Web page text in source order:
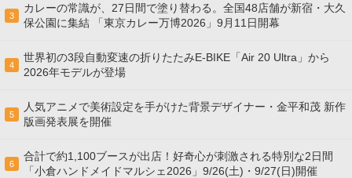
3
カレーの常識が、27日間で塗り替わる。全国48店舗が新宿・大久
保公園に集結 「東京カレー万博2026」9月11日開幕
4
世界初の3段自動変速の折りたたみE-BIKE「Air 20 Ultra」から
2026年モデルが登場
5
人気アニメで美術設定を手がけた背景デザイナー・金平和茂 新作
版画発表展を開催
6
合計で約1,100ブースが出店！好奇心が刺激される特別な2日間
「小倉ハンドメイドマルシェ2026」9/26(土)・9/27(日)開催